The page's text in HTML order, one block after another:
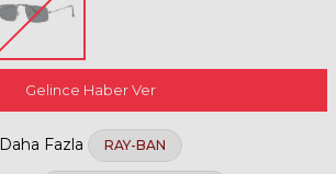
Gelince Haber Ver
Daha Fazla RAY-BAN